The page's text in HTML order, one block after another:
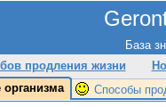
База
продления жизни
организма Способы